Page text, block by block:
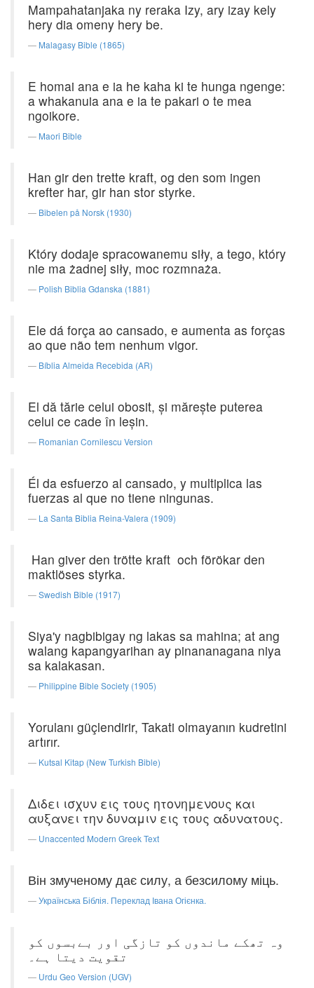
Mampahatanjaka ny reraka Izy, ary izay kely
hery dia omeny hery be.
Malagasy Bible (1865)
E homai ana e ia he kaha ki te hunga ngenge:
a whakanuia ana e ia te pakari o te mea
ngoikore.
Maori Bible
Han gir den trette kraft, og den som ingen
krefter har, gir han stor styrke.
Bibelen på Norsk (1930)
Który dodaje spracowanemu siły, a tego, który
nie ma żadnej siły, moc rozmnaża.
Polish Biblia Gdanska (1881)
Ele dá força ao cansado, e aumenta as forças
ao que não tem nenhum vigor.
Bíblia Almeida Recebida (AR)
El dă tărie celui obosit, şi măreşte puterea
celui ce cade în leşin.
Romanian Cornilescu Version
Él da esfuerzo al cansado, y multiplica las
fuerzas al que no tiene ningunas.
La Santa Biblia Reina-Valera (1909)
Han giver den trötte kraft och förökar den
maktlöses styrka.
Swedish Bible (1917)
Siya'y nagbibigay ng lakas sa mahina; at ang
walang kapangyarihan ay pinananagana niya
sa kalakasan.
Philippine Bible Society (1905)
Yorulanı güçlendirir, Takati olmayanın kudretini
artırır.
Kutsal Kitap (New Turkish Bible)
Διδει ισχυν εις τους ητονημενους και
αυξανει την δυναμιν εις τους αδυνατους.
Unaccented Modern Greek Text
Він змученому дає силу, а безсилому міць.
Українська Біблія. Переклад Івана Огієнка.
وہ تھکے ماندوں کو تازگی اور بےبسوں کو
تقویت دیتا ہے۔
Urdu Geo Version (UGV)